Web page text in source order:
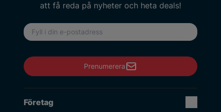
att få reda på nyheter och heta deals!
E-postadress
Prenumerera
Företag